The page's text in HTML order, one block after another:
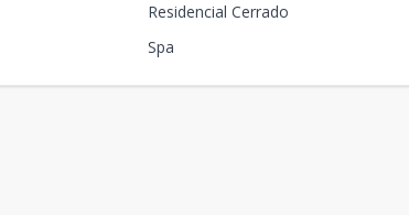
Residencial Cerrado
Spa